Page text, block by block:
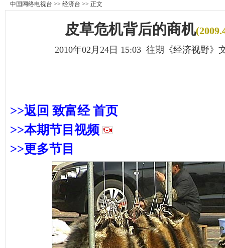
中国网络电视台 >> 经济台 >> 正文
皮草危机背后的商机
2010年02月24日 15:03 往期《经济视野》
>>返回 致富经 首页
>>本期节目视频
>>更多节目